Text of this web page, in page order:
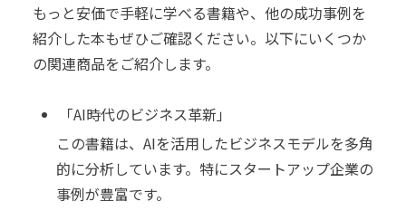
もっと安価で手軽に学べる書籍や、他の成功事例を
紹介した本もぜひご確認ください。以下にいくつか
の関連商品をご紹介します。
「AI時代のビジネス革新」
この書籍は、AIを活用したビジネスモデルを多角
的に分析しています。特にスタートアップ企業の
事例が豊富です。